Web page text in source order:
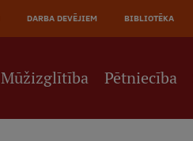
DARBA DEVĒJIEM BIBLIOTĒKA
Mūžizglītība Pētniecība